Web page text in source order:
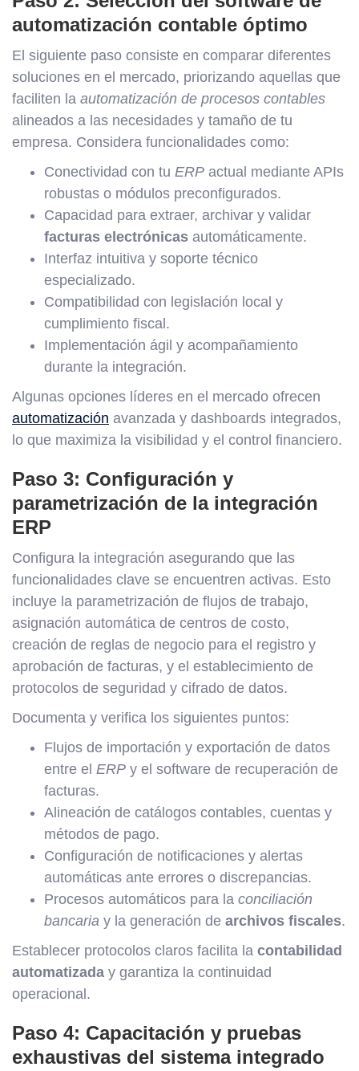
automatización contable óptimo
El siguiente paso consiste en comparar diferentes
soluciones en el mercado, priorizando aquellas que
faciliten la automatización de procesos contables
alineados a las necesidades y tamaño de tu
empresa. Considera funcionalidades como:
Conectividad con tu ERP actual mediante APIs
robustas o módulos preconfigurados.
Capacidad para extraer, archivar y validar
facturas electrónicas automáticamente.
Interfaz intuitiva y soporte técnico
especializado.
Compatibilidad con legislación local y
cumplimiento fiscal.
Implementación ágil y acompañamiento
durante la integración.
Algunas opciones líderes en el mercado ofrecen
automatización avanzada y dashboards integrados,
lo que maximiza la visibilidad y el control financiero.
Paso 3: Configuración y
parametrización de la integración
ERP
Configura la integración asegurando que las
funcionalidades clave se encuentren activas. Esto
incluye la parametrización de flujos de trabajo,
asignación automática de centros de costo,
creación de reglas de negocio para el registro y
aprobación de facturas, y el establecimiento de
protocolos de seguridad y cifrado de datos.
Documenta y verifica los siguientes puntos:
Flujos de importación y exportación de datos
entre el ERP y el software de recuperación de
facturas.
Alineación de catálogos contables, cuentas y
métodos de pago.
Configuración de notificaciones y alertas
automáticas ante errores o discrepancias.
Procesos automáticos para la conciliación
bancaria y la generación de archivos fiscales.
Establecer protocolos claros facilita la contabilidad
automatizada y garantiza la continuidad
operacional.
Paso 4: Capacitación y pruebas
exhaustivas del sistema integrado